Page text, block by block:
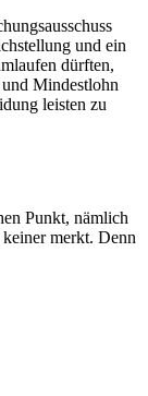
und ein
dürften,
Mindestlohn
leisten zu
Punkt, nämlich
merkt. Denn